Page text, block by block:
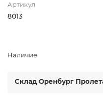
Артикул
8013
Наличие:
Склад Оренбург